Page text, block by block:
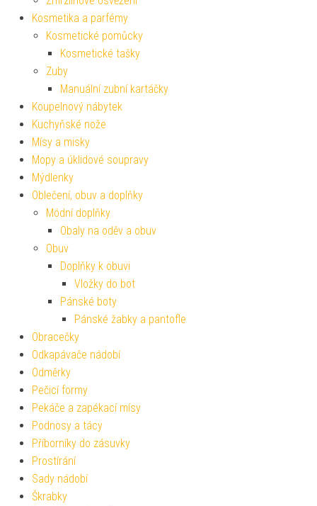
Kosmetika a parfémy
Kosmetické pomůcky
Kosmetické tašky
Zuby
Manuální zubní kartáčky
Koupelnový nábytek
Kuchyňské nože
Mísy a misky
Mopy a úklidové soupravy
Mýdlenky
Oblečení, obuv a doplňky
Módní doplňky
Obaly na oděv a obuv
Obuv
Doplňky k obuvi
Vložky do bot
Pánské boty
Pánské žabky a pantofle
Obracečky
Odkapávače nádobí
Odměrky
Pečicí formy
Pekáče a zapékací mísy
Podnosy a tácy
Příborníky do zásuvky
Prostírání
Sady nádobí
Škrabky